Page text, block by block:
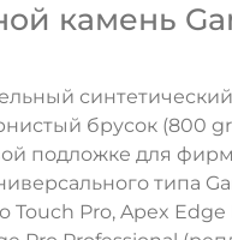
камень
синтетический
брусок (800
подложке для
типа
Touch Pro, Apex